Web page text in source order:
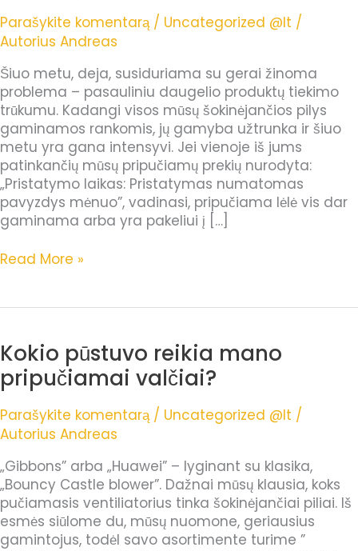
Parašykite komentarą / Uncategorized @lt /
Autorius Andreas
Šiuo metu, deja, susiduriama su gerai žinoma
problema – pasauliniu daugelio produktų tiekimo
trūkumu. Kadangi visos mūsų šokinėjančios pilys
gaminamos rankomis, jų gamyba užtrunka ir šiuo
metu yra gana intensyvi. Jei vienoje iš jums
patinkančių mūsų pripučiamų prekių nurodyta:
„Pristatymo laikas: Pristatymas numatomas
pavyzdys mėnuo”, vadinasi, pripučiama lėlė vis dar
gaminama arba yra pakeliui į […]
su
mumis
negali
būti
paprasčiau!
Read More »
Kokio pūstuvo reikia mano
pripučiamai valčiai?
Parašykite komentarą / Uncategorized @lt /
Autorius Andreas
„Gibbons” arba „Huawei” – lyginant su klasika,
„Bouncy Castle blower”. Dažnai mūsų klausia, koks
pučiamasis ventiliatorius tinka šokinėjančiai piliai. Iš
esmės siūlome du, mūsų nuomone, geriausius
gamintojus, todėl savo asortimente turime ”
Kokio
pūstuvo
reikia
mano
pripučiamai
valčiai?